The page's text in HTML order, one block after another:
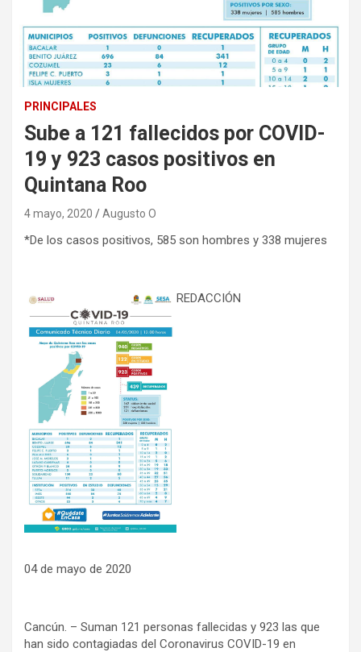
PRINCIPALES
Sube a 121 fallecidos por COVID-
19 y 923 casos positivos en
Quintana Roo
4 mayo, 2020 Augusto O
*De los casos positivos, 585 son hombres y 338 mujeres
REDACCIÓN
04 de mayo de 2020
Cancún. – Suman 121 personas fallecidas y 923 las que
han sido contagiadas del Coronavirus COVID-19 en